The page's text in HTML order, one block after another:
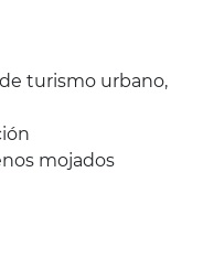
turismo urbano,
mojados